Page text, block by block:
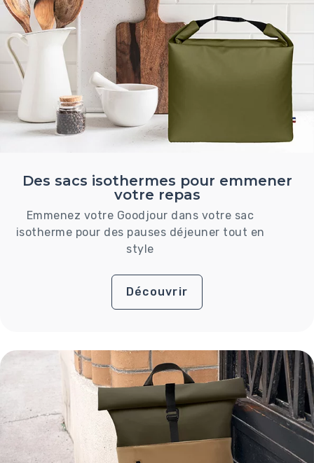
Des sacs isothermes pour emmener
votre repas
Emmenez votre Goodjour dans votre sac
isotherme pour des pauses déjeuner tout en
style
Découvrir